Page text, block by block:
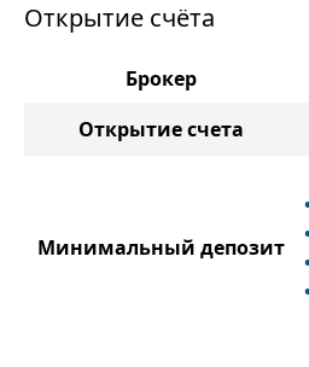
Открытие счёта
Брокер
Открытие счета
Минимальный депозит